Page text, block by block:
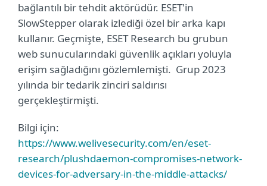
bağlantılı bir tehdit aktörüdür. ESET'in
SlowStepper olarak izlediği özel bir arka kapı
kullanır. Geçmişte, ESET Research bu grubun
web sunucularındaki güvenlik açıkları yoluyla
erişim sağladığını gözlemlemişti. Grup 2023
yılında bir tedarik zinciri saldırısı
gerçekleştirmişti.
Bilgi için:
https://www.welivesecurity.com/en/eset-
research/plushdaemon-compromises-network-
devices-for-adversary-in-the-middle-attacks/